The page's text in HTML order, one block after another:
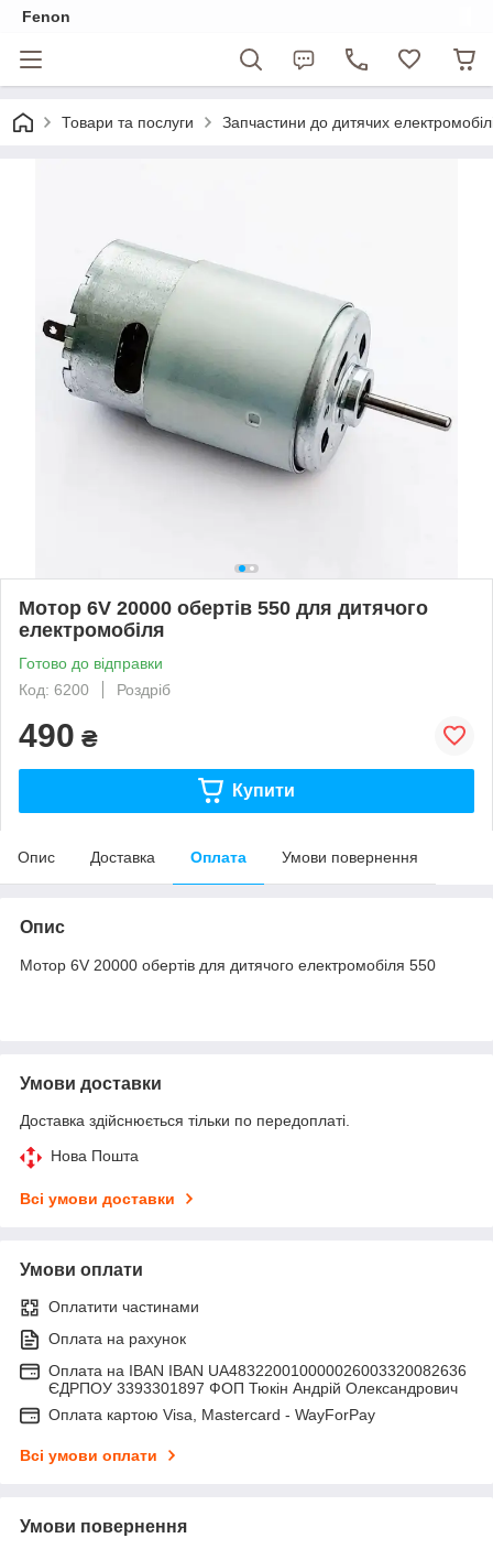
Fenon
Товари та послуги Запчастини до дитячих
Мотор 6V 20000 обертів 550 для дитячого
електромобіля
Готово до відправки
Код: 6200
Роздріб
490 ₴
Купити
Опис Доставка Оплата Умови повернення
Опис
Мотор 6V 20000 обертів для дитячого електромобіля 550
Умови доставки
Доставка здійснюється тільки по передоплаті.
Нова Пошта
Всі умови доставки
Умови оплати
Оплатити частинами
Оплата на рахунок
Оплата на IBAN IBAN UA483220010000026003320082636
ЄДРПОУ 3393301897 ФОП Тюкін Андрій Олександрович
Оплата картою Visa, Mastercard - WayForPay
Всі умови оплати
Умови повернення